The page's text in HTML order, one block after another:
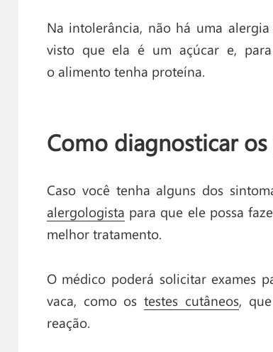
Na intolerância, não há uma
visto que ela é um açúcar e,
o alimento tenha proteína.
Como diagnosticar
Caso você tenha alguns dos
alergologista para que ele possa
melhor tratamento.
O médico poderá solicitar exames
vaca, como ostestes cutâneos,
reação.